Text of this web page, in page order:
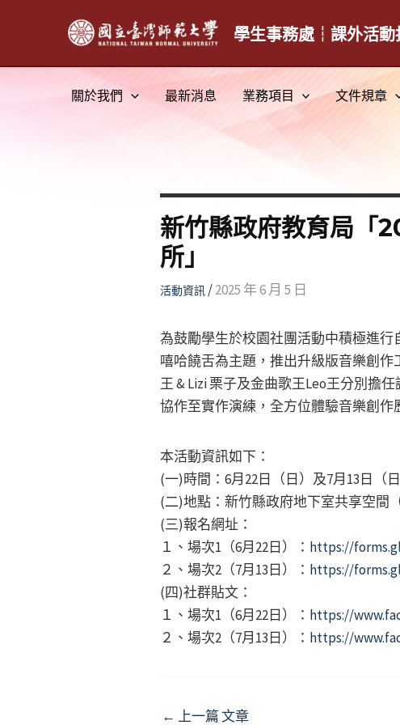
學生事務處┆課外活動
關於我們 最新消息 業務項目 文件規章
新竹縣政府教育局「
所」
活動資訊/2025 年 6 月 5 日
為鼓勵學生於校園社團活動中積極進
嘻哈饒舌為主題，推出升級版音樂創
王 & Lizi 栗子及金曲歌王Leo王分別擔
協作至實作演練，全方位體驗音樂創作
本活動資訊如下：
(一)時間：6月22日（日）及7月13日（
(二)地點：新竹縣政府地下室共享空間
(三)報名網址：
１、場次1（6月22日）： https://
２、場次2（7月13日）： https://
(四)社群貼文：
１、場次1（6月22日）： https://
２、場次2（7月13日）： https://
Post
← 上一篇 文章